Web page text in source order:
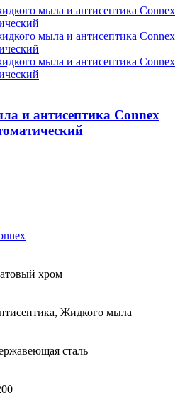
и антисептика Connex
хром
Жидкого мыла
сталь